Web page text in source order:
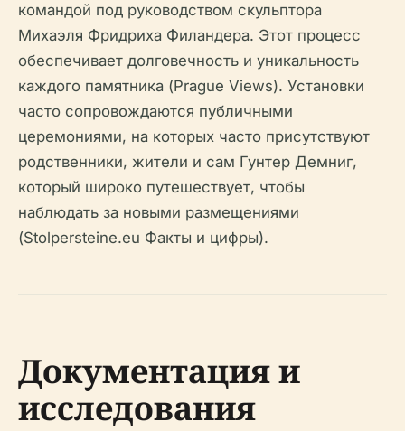
командой под руководством скульптора
Михаэля Фридриха Филандера. Этот процесс
обеспечивает долговечность и уникальность
каждого памятника (Prague Views). Установки
часто сопровождаются публичными
церемониями, на которых часто присутствуют
родственники, жители и сам Гунтер Демниг,
который широко путешествует, чтобы
наблюдать за новыми размещениями
(Stolpersteine.eu Факты и цифры).
Документация и
исследования